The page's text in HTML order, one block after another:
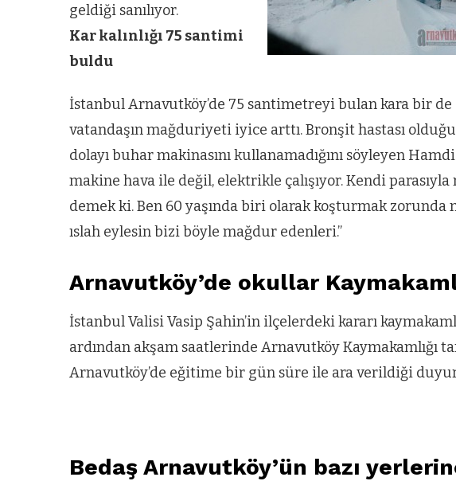
geldiği sanılıyor.
Kar kalınlığı 75 santimi
buldu
İstanbul Arnavutköy’de 75 santimetreyi bulan kara bir
vatandaşın mağduriyeti iyice arttı. Bronşit hastası
dolayı buhar makinasını kullanamadığını söyleyen
makine hava ile değil, elektrikle çalışıyor. Kendi
demek ki. Ben 60 yaşında biri olarak koşturmak zorunda
ıslah eylesin bizi böyle mağdur edenleri.”
Arnavutköy’de okullar
İstanbul Valisi Vasip Şahin’in ilçelerdeki kararı
ardından akşam saatlerinde Arnavutköy Kaymakamlığı
Arnavutköy’de eğitime bir gün süre ile ara verildiği
Bedaş Arnavutköy’ün bazı